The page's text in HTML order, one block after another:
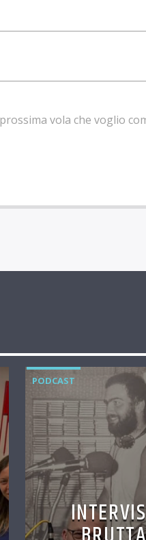
vola che voglio
PODCAST